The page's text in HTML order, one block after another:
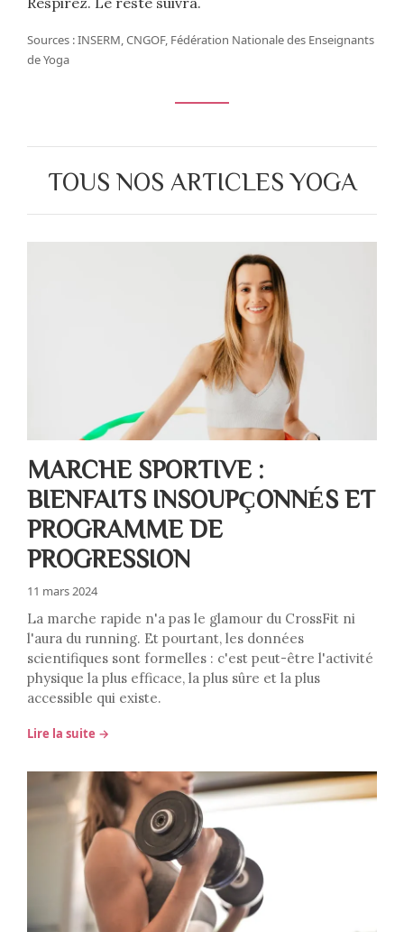
Sources : INSERM, CNGOF, Fédération Nationale des Enseignants
de Yoga
TOUS NOS ARTICLES YOGA
MARCHE SPORTIVE :
BIENFAITS INSOUPÇONNÉS ET
PROGRAMME DE
PROGRESSION
11 mars 2024
La marche rapide n'a pas le glamour du CrossFit ni
l'aura du running. Et pourtant, les données
scientifiques sont formelles : c'est peut-être l'activité
physique la plus efficace, la plus sûre et la plus
accessible qui existe.
Lire la suite →